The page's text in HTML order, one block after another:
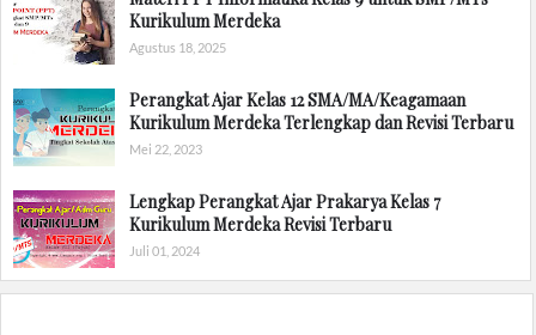
Kurikulum Merdeka
Agustus 18, 2025
Perangkat Ajar Kelas 12 SMA/MA/Keagamaan
Kurikulum Merdeka Terlengkap dan Revisi Terbaru
Mei 22, 2023
Lengkap Perangkat Ajar Prakarya Kelas 7
Kurikulum Merdeka Revisi Terbaru
Juli 01, 2024